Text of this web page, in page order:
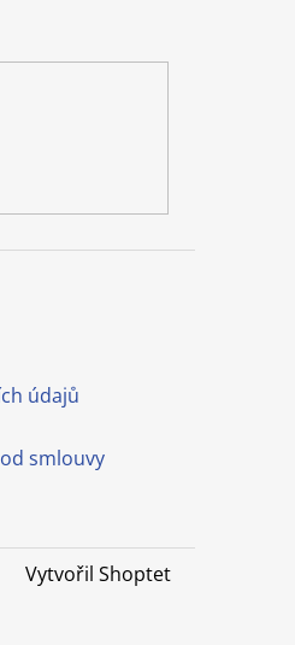
údajů
smlouvy
Vytvořil Shoptet